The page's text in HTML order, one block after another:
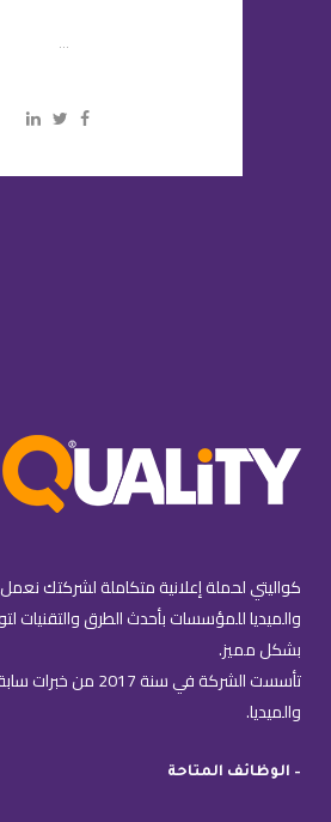
...
كواليتي لحملة إعلانية متكاملة لشركتك
والميديا للمؤسسات بأحدث الطرق والتقنيات
بشكل مميز.
تأسست الشركة في سنة
والميديا.
– الوظائف المتاحة